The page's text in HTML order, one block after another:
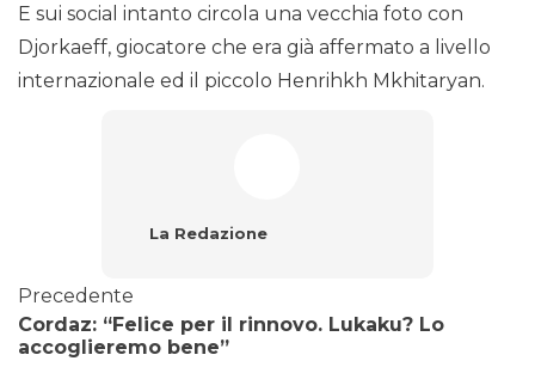
E sui social intanto circola una vecchia foto con
Djorkaeff, giocatore che era già affermato a livello
internazionale ed il piccolo Henrihkh Mkhitaryan.
La Redazione
Precedente
Cordaz: “Felice per il rinnovo. Lukaku? Lo
accoglieremo bene”